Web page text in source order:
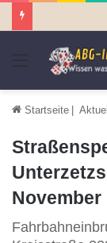
Menü
Startseite |
November